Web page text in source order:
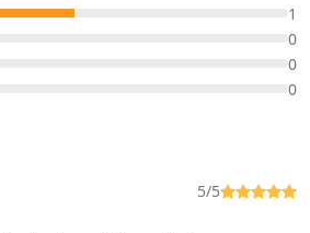
1
0
0
0
5/5